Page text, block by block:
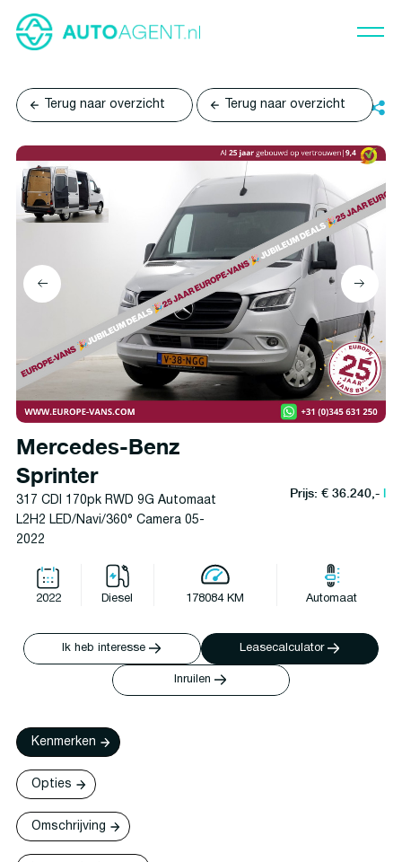
Terug naar overzicht Terug naar overzicht
Mercedes-Benz
Sprinter
317 CDI 170pk RWD 9G Automaat
L2H2 LED/Navi/360° Camera 05-
2022
Prijs: € 36.240,-l
2022 Diesel 178084 KM Automaat
Ik heb interesse Leasecalculator
Inruilen
Kenmerken
Opties
Omschrijving